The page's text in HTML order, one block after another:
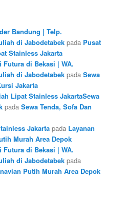
Bandung | Telp.
di Jabodetabek pada Pusat
Stainless Jakarta
Futura di Bekasi | WA.
di Jabodetabek padaSewa
Jakarta
Lipat Stainless JakartaSewa
padaSewa Tenda, Sofa Dan
Jakarta pada Layanan
Murah Area Depok
Futura di Bekasi | WA.
di Jabodetabek pada
Putih Murah Area Depok